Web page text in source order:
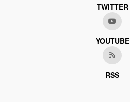
TWITTER
YOUTUBE
RSS